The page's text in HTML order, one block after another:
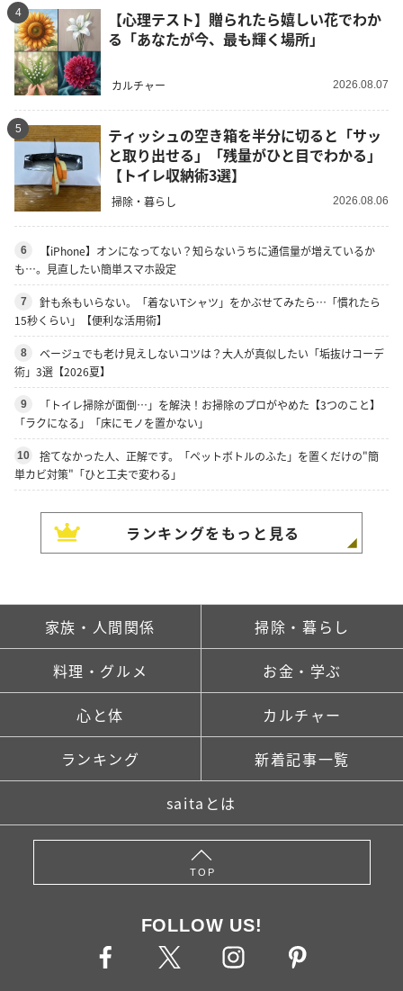
4
【心理テスト】贈られたら嬉しい花でわか
る「あなたが今、最も輝く場所」
カルチャー 2026.08.07
5
ティッシュの空き箱を半分に切ると「サッ
と取り出せる」「残量がひと目でわかる」
【トイレ収納術3選】
掃除・暮らし 2026.08.06
6
【iPhone】オンになってない？知らないうちに通信量が増えているか
も…。見直したい簡単スマホ設定
7
針も糸もいらない。「着ないTシャツ」をかぶせてみたら…「慣れたら
15秒くらい」【便利な活用術】
8
ベージュでも老け見えしないコツは？大人が真似したい「垢抜けコーデ
術」3選【2026夏】
9
「トイレ掃除が面倒…」を解決！お掃除のプロがやめた【3つのこと】
「ラクになる」「床にモノを置かない」
10
捨てなかった人、正解です。「ペットボトルのふた」を置くだけの"簡
単カビ対策"「ひと工夫で変わる」
ランキングをもっと見る
家族・人間関係 掃除・暮らし
料理・グルメ お金・学ぶ
心と体 カルチャー
ランキング 新着記事一覧
saitaとは
TOP
FOLLOW US!